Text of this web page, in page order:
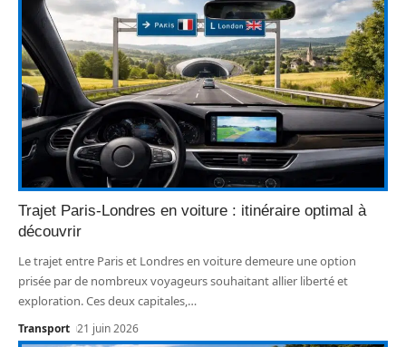
Trajet Paris-Londres en voiture : itinéraire optimal à
découvrir
Le trajet entre Paris et Londres en voiture demeure une option
prisée par de nombreux voyageurs souhaitant allier liberté et
exploration. Ces deux capitales,…
Transport 21 juin 2026